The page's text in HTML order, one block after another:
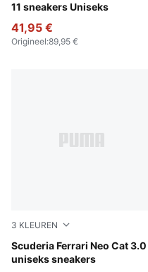
11 sneakers Uniseks
41,95 €
Origineel:89,95 €
3 KLEUREN
Scuderia Ferrari Neo Cat 3.0
uniseks sneakers
Rosso Corsa-Rosso Corsa